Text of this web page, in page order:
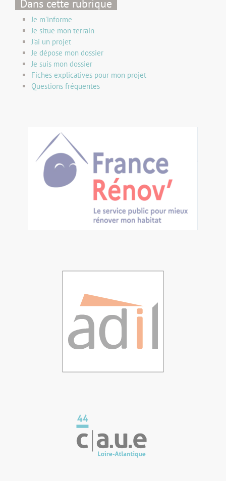
Dans cette rubrique
Je m'informe
Je situe mon terrain
J'ai un projet
Je dépose mon dossier
Je suis mon dossier
Fiches explicatives pour mon projet
Questions fréquentes